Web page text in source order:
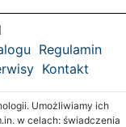
Regulamin
Kontakt
Umożliwiamy ich
w celach: świadczenia